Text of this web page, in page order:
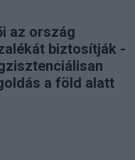
az ország
biztosítják -
a föld alatt